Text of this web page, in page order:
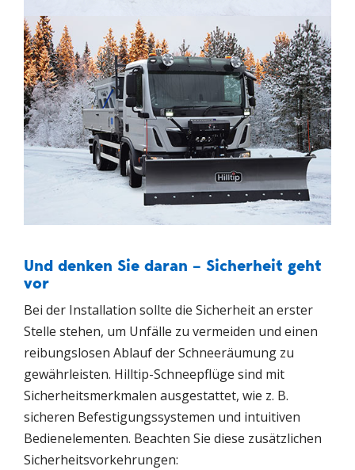
Und denken Sie daran – Sicherheit geht
vor
Bei der Installation sollte die Sicherheit an erster
Stelle stehen, um Unfälle zu vermeiden und einen
reibungslosen Ablauf der Schneeräumung zu
gewährleisten. Hilltip-Schneepflüge sind mit
Sicherheitsmerkmalen ausgestattet, wie z. B.
sicheren Befestigungssystemen und intuitiven
Bedienelementen. Beachten Sie diese zusätzlichen
Sicherheitsvorkehrungen: